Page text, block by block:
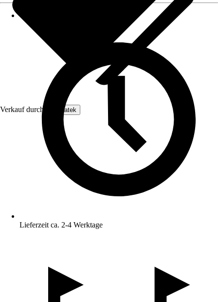
Verkauf durch: Enovatek
Lieferzeit ca. 2-4 Werktage